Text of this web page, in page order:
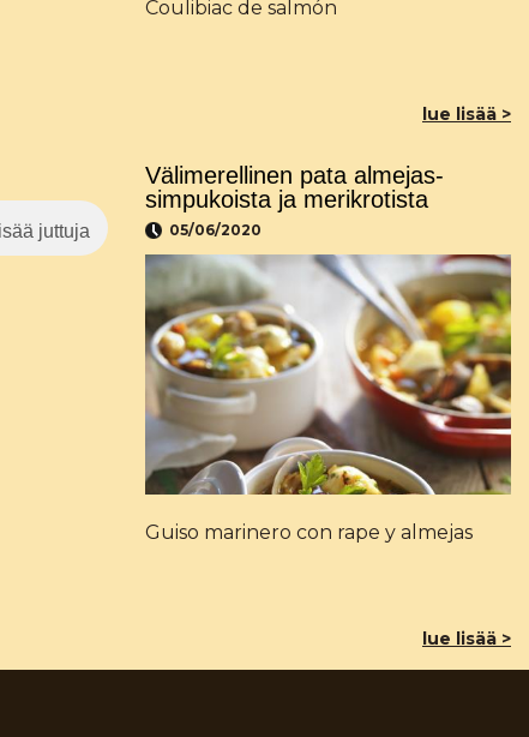
juttuja
Coulibiac de salmón
lue lisää >
Välimerellinen pata almejas-
simpukoista ja merikrotista
05/06/2020
Guiso marinero con rape y almejas
lue lisää >